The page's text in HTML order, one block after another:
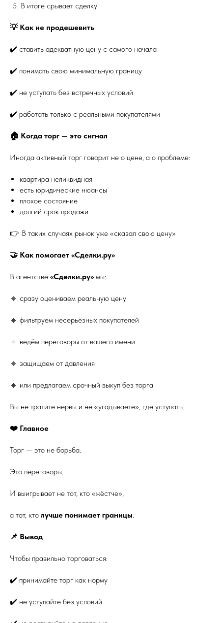
В итоге срывает сделку
💡 Как не продешевить
✔️ ставить адекватную цену с самого начала
✔️ понимать свою минимальную границу
✔️ не уступать без встречных условий
✔️ работать только с реальными покупателями
🏠 Когда торг — это сигнал
Иногда активный торг говорит не о цене, а о проблеме:
квартира неликвидная
есть юридические нюансы
плохое состояние
долгий срок продажи
👉 В таких случаях рынок уже «сказал свою цену»
🤝 Как помогает «Сделки.ру»
В агентстве «Сделки.ру» мы:
🔹 сразу оцениваем реальную цену
🔹 фильтруем несерьёзных покупателей
🔹 ведём переговоры от вашего имени
🔹 защищаем от давления
🔹 или предлагаем срочный выкуп без торга
Вы не тратите нервы и не «угадываете», где уступать.
❤️ Главное
Торг — это не борьба.
Это переговоры.
И выигрывает не тот, кто «жёстче»,
а тот, кто лучше понимает границы.
📌 Вывод
Чтобы правильно торговаться:
✔️ принимайте торг как норму
✔️ не уступайте без условий